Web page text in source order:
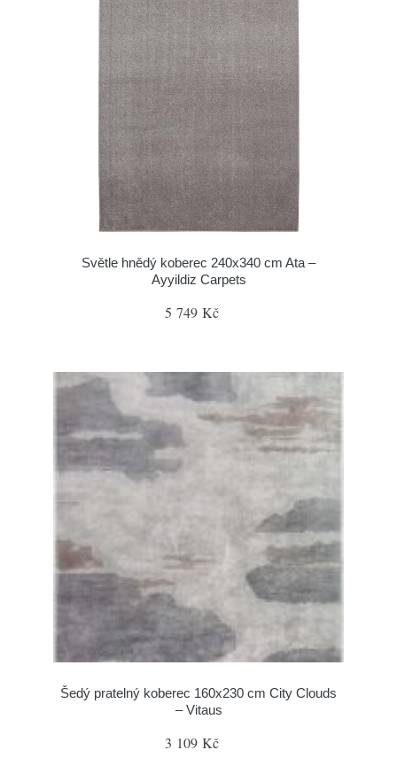
Světle hnědý koberec 240x340 cm Ata –
Ayyildiz Carpets
5 749 Kč
Šedý pratelný koberec 160x230 cm City Clouds
– Vitaus
3 109 Kč